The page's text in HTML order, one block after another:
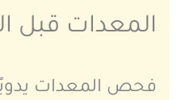
المعدات قبل
فحص المعدات